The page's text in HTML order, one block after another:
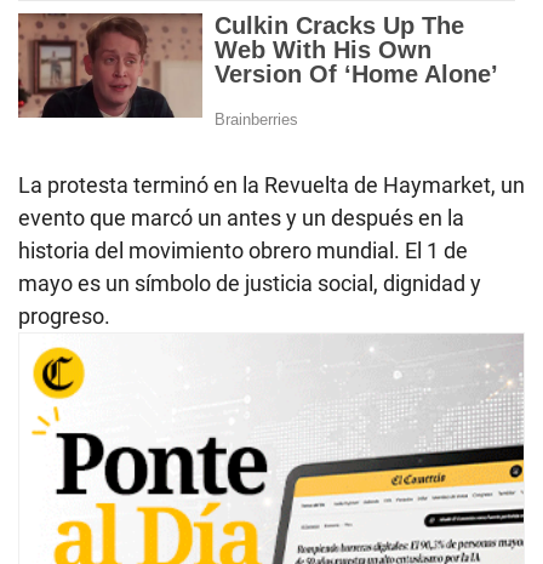
La protesta terminó en la Revuelta de Haymarket, un
evento que marcó un antes y un después en la
historia del movimiento obrero mundial. El 1 de
mayo es un símbolo de justicia social, dignidad y
progreso.